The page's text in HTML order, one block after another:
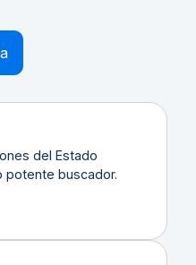
del Estado
potente buscador.